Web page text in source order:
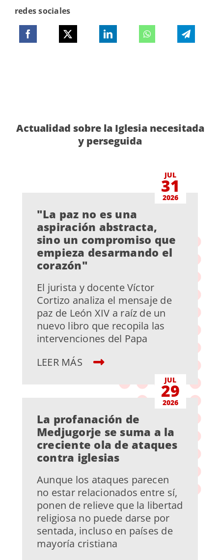
redes sociales
Actualidad sobre la Iglesia necesitada
y perseguida
JUL
31
2026
"La paz no es una
aspiración abstracta,
sino un compromiso que
empieza desarmando el
corazón"
El jurista y docente Víctor
Cortizo analiza el mensaje de
paz de León XIV a raíz de un
nuevo libro que recopila las
intervenciones del Papa
LEER MÁS
JUL
29
2026
La profanación de
Medjugorje se suma a la
creciente ola de ataques
contra iglesias
Aunque los ataques parecen
no estar relacionados entre sí,
ponen de relieve que la libertad
religiosa no puede darse por
sentada, incluso en países de
mayoría cristiana